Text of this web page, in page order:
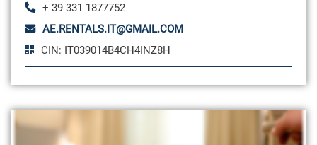
+ 39 331 1877752
AE.RENTALS.IT@GMAIL.COM
CIN: IT039014B4CH4INZ8H